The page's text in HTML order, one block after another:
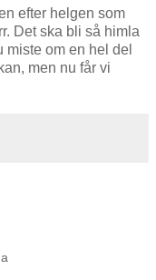
efter helgen som
Det ska bli så himla
om en hel del
men nu får vi